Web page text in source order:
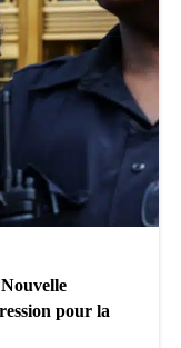
pour la